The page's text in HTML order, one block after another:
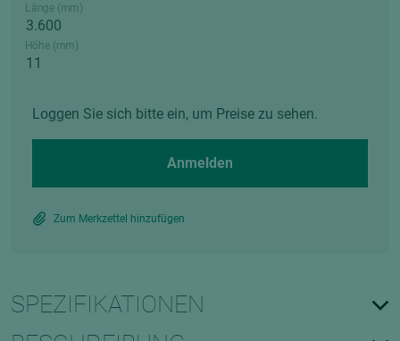
Länge (mm)
Höhe (mm)
Loggen Sie sich bitte ein, um Preise zu sehen.
Anmelden
Zum Merkzettel hinzufügen
SPEZIFIKATIONEN